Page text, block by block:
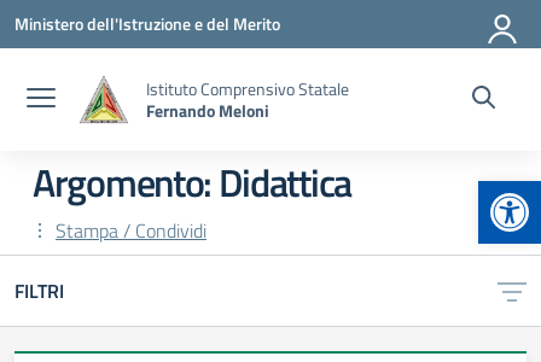
Vai ai contenuti
Vai al menu di navigazione
Vai al footer
Ministero dell'Istruzione e del Merito
Istituto Comprensivo Statale
Fernando Meloni
Argomento: Didattica
Stampa / Condividi
FILTRI